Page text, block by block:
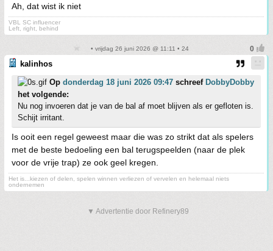
Ah, dat wist ik niet
VBL SC influencer
Left, right, behind
• vrijdag 26 juni 2026 @ 11:11 • 24
kalinhos
Op donderdag 18 juni 2026 09:47 schreef DobbyDobby
het volgende:
Nu nog invoeren dat je van de bal af moet blijven als er gefloten is.
Schijt irritant.
Is ooit een regel geweest maar die was zo strikt dat als spelers
met de beste bedoeling een bal terugspeelden (naar de plek
voor de vrije trap) ze ook geel kregen.
Het is...kiezen of delen, spelen winnen verliezen of vervelen en helemaal niets
ondernemen
▼ Advertentie door Refinery89